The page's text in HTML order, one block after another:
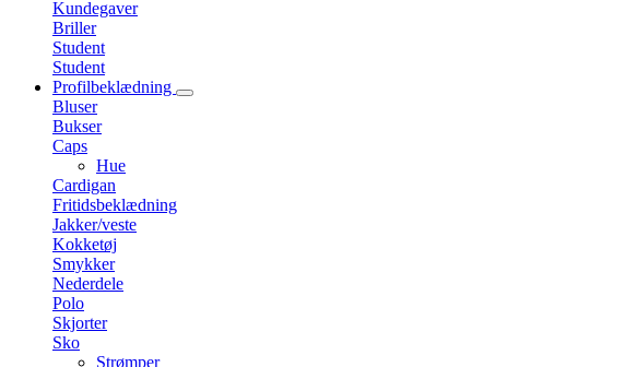
Kundegaver
Briller
Student
Student
Profilbeklædning
Bluser
Bukser
Caps
Hue
Cardigan
Fritidsbeklædning
Jakker/veste
Kokketøj
Smykker
Nederdele
Polo
Skjorter
Sko
Strømper